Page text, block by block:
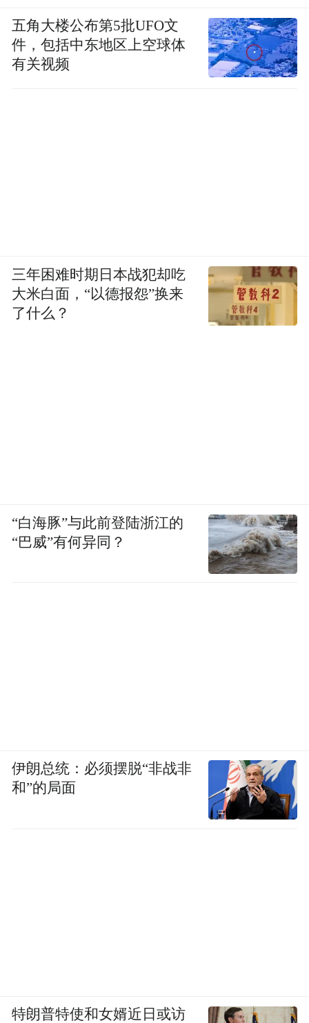
五角大楼公布第5批UFO文
件，包括中东地区上空球体
有关视频
三年困难时期日本战犯却吃
大米白面，“以德报怨”换来
了什么？
“白海豚”与此前登陆浙江的
“巴威”有何异同？
伊朗总统：必须摆脱“非战非
和”的局面
特朗普特使和女婿近日或访